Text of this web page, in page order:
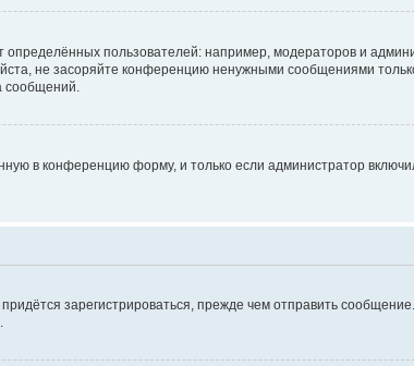
пользователей: например, модераторов и
не засоряйте конференцию ненужными сообщениями
сообщений.
в конференцию форму, и только если администратор
зарегистрироваться, прежде чем отправить